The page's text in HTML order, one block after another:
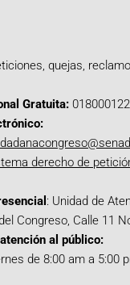
quejas,
Gratuita:
derecho de
: Unidad de
Congreso, Calle 11
al público:
de 8:00 am a 5:00